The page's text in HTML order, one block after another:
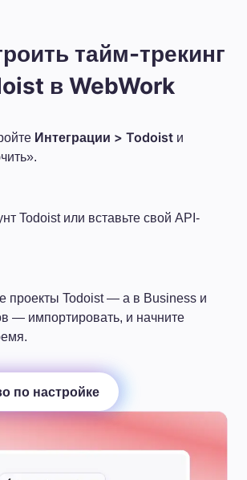
тайм-трекинг
в WebWork
Интеграции > Todoist и
Todoist или вставьте свой API-
проекты Todoist — а в Business и
— импортировать, и начните
по настройке